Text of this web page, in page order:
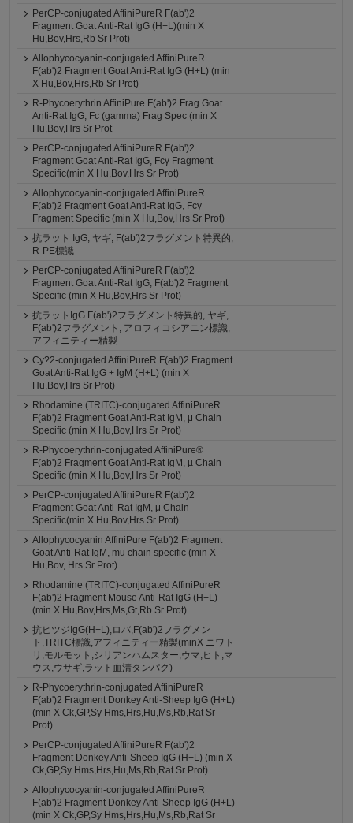
PerCP-conjugated AffiniPureR F(ab')2
Fragment Goat Anti-Rat IgG (H+L)(min X
Hu,Bov,Hrs,Rb Sr Prot)
Allophycocyanin-conjugated AffiniPureR
F(ab')2 Fragment Goat Anti-Rat IgG (H+L) (min
X Hu,Bov,Hrs,Rb Sr Prot)
R-Phycoerythrin AffiniPure F(ab')2 Frag Goat
Anti-Rat IgG, Fc (gamma) Frag Spec (min X
Hu,Bov,Hrs Sr Prot
PerCP-conjugated AffiniPureR F(ab')2
Fragment Goat Anti-Rat IgG, Fcγ Fragment
Specific(min X Hu,Bov,Hrs Sr Prot)
Allophycocyanin-conjugated AffiniPureR
F(ab')2 Fragment Goat Anti-Rat IgG, Fcγ
Fragment Specific (min X Hu,Bov,Hrs Sr Prot)
抗ラット IgG, ヤギ, F(ab')2フラグメント特異的,
R-PE標識
PerCP-conjugated AffiniPureR F(ab')2
Fragment Goat Anti-Rat IgG, F(ab')2 Fragment
Specific (min X Hu,Bov,Hrs Sr Prot)
抗ラットIgG F(ab')2フラグメント特異的, ヤギ,
F(ab')2フラグメント, アロフィコシアニン標識,
アフィニティー精製
Cy?2-conjugated AffiniPureR F(ab')2 Fragment
Goat Anti-Rat IgG + IgM (H+L) (min X
Hu,Bov,Hrs Sr Prot)
Rhodamine (TRITC)-conjugated AffiniPureR
F(ab')2 Fragment Goat Anti-Rat IgM, μ Chain
Specific (min X Hu,Bov,Hrs Sr Prot)
R-Phycoerythrin-conjugated AffiniPure®
F(ab')2 Fragment Goat Anti-Rat IgM, µ Chain
Specific (min X Hu,Bov,Hrs Sr Prot)
PerCP-conjugated AffiniPureR F(ab')2
Fragment Goat Anti-Rat IgM, μ Chain
Specific(min X Hu,Bov,Hrs Sr Prot)
Allophycocyanin AffiniPure F(ab')2 Fragment
Goat Anti-Rat IgM, mu chain specific (min X
Hu,Bov, Hrs Sr Prot)
Rhodamine (TRITC)-conjugated AffiniPureR
F(ab')2 Fragment Mouse Anti-Rat IgG (H+L)
(min X Hu,Bov,Hrs,Ms,Gt,Rb Sr Prot)
抗ヒツジIgG(H+L),ロバ,F(ab')2フラグメン
ト,TRITC標識,アフィニティー精製(minX ニワト
リ,モルモット,シリアンハムスター,ウマ,ヒト,マ
ウス,ウサギ,ラット血清タンパク)
R-Phycoerythrin-conjugated AffiniPureR
F(ab')2 Fragment Donkey Anti-Sheep IgG (H+L)
(min X Ck,GP,Sy Hms,Hrs,Hu,Ms,Rb,Rat Sr
Prot)
PerCP-conjugated AffiniPureR F(ab')2
Fragment Donkey Anti-Sheep IgG (H+L) (min X
Ck,GP,Sy Hms,Hrs,Hu,Ms,Rb,Rat Sr Prot)
Allophycocyanin-conjugated AffiniPureR
F(ab')2 Fragment Donkey Anti-Sheep IgG (H+L)
(min X Ck,GP,Sy Hms,Hrs,Hu,Ms,Rb,Rat Sr